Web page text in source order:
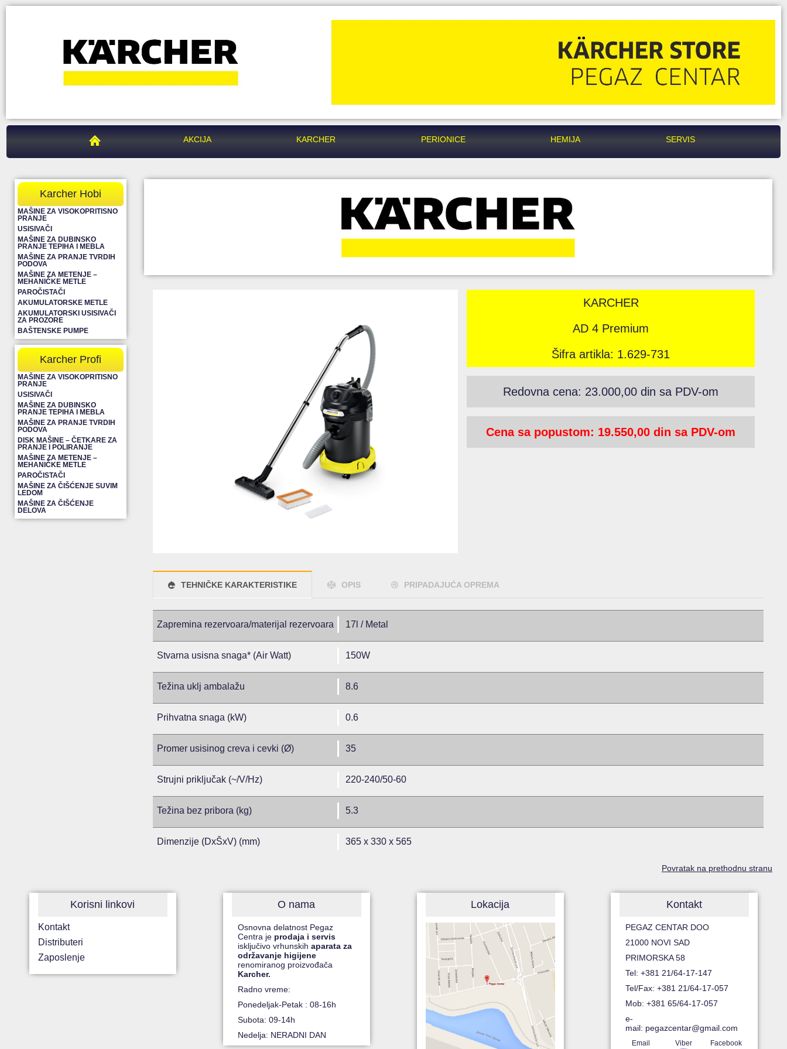
PEGAZ CENTAR AKCIJA KARCHER PERIONICE HEMIJA SERVIS
Karcher Hobi
MAŠINE ZA VISOKOPRITISNO
PRANJE
USISIVAČI
MAŠINE ZA DUBINSKO
PRANJE TEPIHA I MEBLA
MAŠINE ZA PRANJE TVRDIH
PODOVA
MAŠINE ZA METENJE –
MEHANIČKE METLE
PAROČISTAČI
AKUMULATORSKE METLE
AKUMULATORSKI USISIVAČI
ZA PROZORE
BAŠTENSKE PUMPE
Karcher Profi
MAŠINE ZA VISOKOPRITISNO
PRANJE
USISIVAČI
MAŠINE ZA DUBINSKO
PRANJE TEPIHA I MEBLA
MAŠINE ZA PRANJE TVRDIH
PODOVA
DISK MAŠINE – ČETKARE ZA
PRANJE I POLIRANJE
MAŠINE ZA METENJE –
MEHANIČKE METLE
PAROČISTAČI
MAŠINE ZA ČIŠĆENJE SUVIM
LEDOM
MAŠINE ZA ČIŠĆENJE
DELOVA
KARCHER
AD 4 Premium
Šifra artikla: 1.629-731
Redovna cena: 23.000,00 din sa PDV-om
Cena sa popustom: 19.550,00 din sa PDV-om
TEHNIČKE KARAKTERISTIKE OPIS PRIPADAJUĆA OPREMA
Zapremina rezervoara/materijal rezervoara 17l / Metal
Stvarna usisna snaga* (Air Watt) 150W
Težina uklj ambalažu 8.6
Prihvatna snaga (kW) 0.6
Promer usisinog creva i cevki (Ø) 35
Strujni priključak (~/V/Hz) 220-240/50-60
Težina bez pribora (kg) 5.3
Dimenzije (DxŠxV) (mm) 365 x 330 x 565
Povratak na prethodnu stranu
Korisni linkovi
Kontakt
Distributeri
Zaposlenje
O nama
Osnovna delatnost Pegaz
Centra je prodaja i servis
isključivo vrhunskihaparata za
održavanje higijene
renomiranog proizvođača
Karcher.
Radno vreme:
Ponedeljak-Petak : 08-16h
Subota: 09-14h
Nedelja: NERADNI DAN
Lokacija Kontakt
PEGAZ CENTAR DOO
21000 NOVI SAD
PRIMORSKA 58
Tel: +381 21/64-17-147
Tel/Fax: +381 21/64-17-057
Mob: +381 65/64-17-057
e-
mail: pegazcentar@gmail.com
Email Viber Facebook